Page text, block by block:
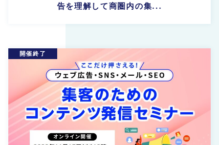
告を理解して商圏内の集...